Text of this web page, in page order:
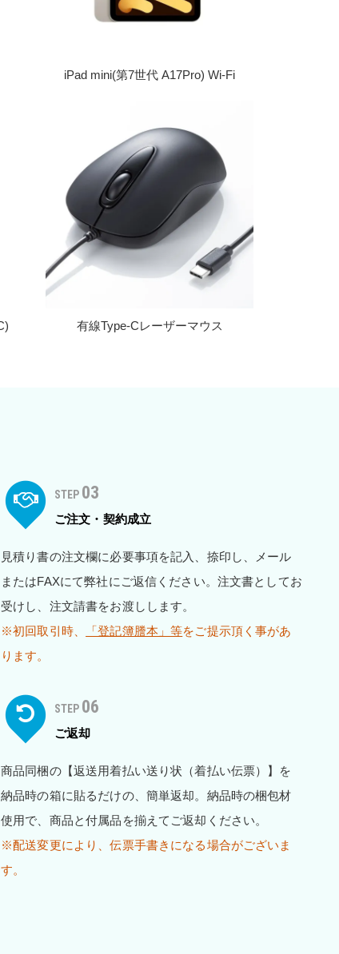
iPad mini(第7世代 A17Pro) Wi-Fi
有線Type-Cレーザーマウス
STEP 03
ご注文・契約成立
見積り書の注文欄に必要事項を記入、捺印し、メール
またはFAXにて弊社にご返信ください。注文書としてお
受けし、注文請書をお渡しします。
※初回取引時、
「登記簿謄本」等をご提示頂く事があ
ります。
STEP 06
ご返却
商品同梱の【返送用着払い送り状（着払い伝票）】を
納品時の箱に貼るだけの、簡単返却。納品時の梱包材
使用で、商品と付属品を揃えてご返却ください。
※配送変更により、伝票手書きになる場合がございま
す。